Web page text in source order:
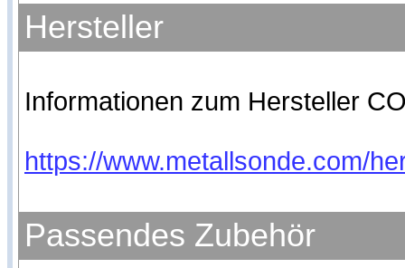
Hersteller
Informationen zum Hersteller
https://www.metallsonde.com/
Passendes Zubehör